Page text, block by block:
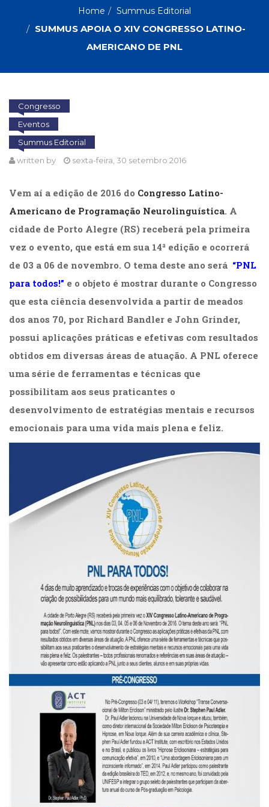
(133)
Biografias,
Vivências
(104)
Ciências
Sociais
(102)
Cinema
Comportamento
Comunicação
(232)
Corpo
Movimento
(225)
Crescimento
(222)
Criatividade
Culinária,
Alimentação
(14)
Negócios
(31)
Educação
(39)
Fisioterapia
(47)
(92)
Jornalismo
(57)
LGBTQIA+
(66)
Literatura
Erótica
Literatura,
Ficção,
referência
PNL
AUTORES
Home Summus Editorial
SUMMUS APOIA O XIV CONGRESSO LATINO-
AMERICANO DE PNL
Congresso
Eventos
Summus Editorial
written by
sexta-feira, 30 setembro 2016
Vem aí a edição de 2016 do Congresso Latino-
Americano de Programação Neurolinguística. A
cidade de Porto Alegre (RS) receberá pela primeira
vez o evento, que está em sua 14ª edição e ocorrerá
de 03 a 06 de novembro. O tema deste ano será “PNL
para todos!” e o objeto é mostrar durante o Congresso
que esta ciência desenvolvida a partir de meados
dos anos 70, por Richard Bandler e John Grinder,
possui aplicações práticas e efetivas com resultados
obtidos em diversas áreas de atuação. A PNL oferece
uma série de ferramentas e técnicas que
possibilitam aos seus praticantes o
desenvolvimento de estratégias mentais e recursos
emocionais para uma vida mais plena e feliz.